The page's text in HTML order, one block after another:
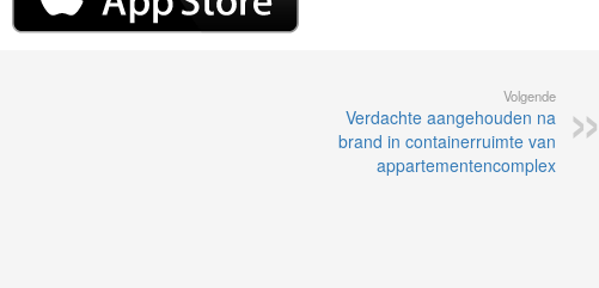
Volgende
Verdachte aangehouden na
brand in containerruimte van
appartementencomplex